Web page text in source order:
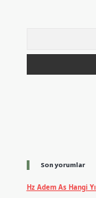
Son yorumlar
Hz Adem As Hangi